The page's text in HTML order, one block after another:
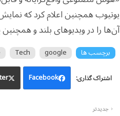
یوتیوب همچنین اعلام کرد که
آن‌ها را در ویدیوهای بلند و
برچسب ها google
Tech
Facebook
جدیدتر